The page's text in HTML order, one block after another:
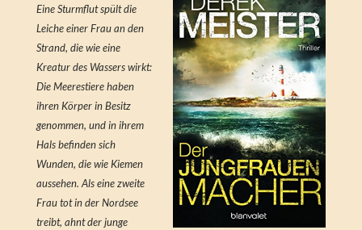
Eine Sturmflut spült die
Leiche einer Frau an den
Strand, die wie eine
Kreatur des Wassers wirkt:
Die Meerestiere haben
ihren Körper in Besitz
genommen, und in ihrem
Hals befinden sich
Wunden, die wie Kiemen
aussehen. Als eine zweite
Frau tot in der Nordsee
treibt, ahnt der junge